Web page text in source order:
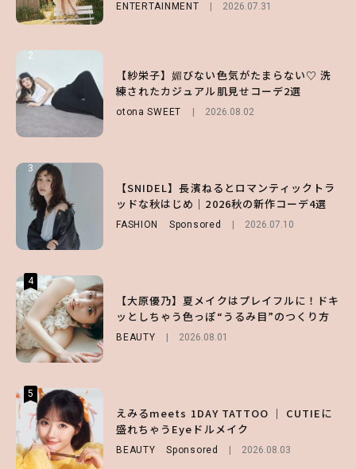
ENTERTAINMENT 2026.07.31
2
【紗栄子】媚びない色気がたまらない♡ 洗
練されたカジュアル肌見せコーデ2選
otona SWEET 2026.08.02
3
【SNIDEL】長濱ねるとロマンティックトラ
ッドな秋はじめ｜2026秋の新作コーデ4選
FASHION Sponsored 2026.07.10
4
【大原優乃】夏メイクはプレイフルに！ドキ
ッとしちゃう色っぽ“うるみ目”のつくり方
BEAUTY 2026.08.01
5
えみるmeets 1DAY TATTOO ｜ CUTIEに
盛れちゃうEyeドルメイク
BEAUTY Sponsored 2026.08.03
LIFESTYLE 2026.07.31
2
【大原優乃】夏メイクはプレイフルに！ドキ
ッとしちゃう色っぽ“うるみ目”のつくり方
BEAUTY 2026.08.01
3
る⁉ 39店舗限定『My フルーツ³ フラペチー
ノ®』を徹底レポ♡
2026.07.30
4
【齋藤飛鳥】人生初のロブに！「意外としっ
くりくるし、すごく新鮮で心地いい」ヘアカ
ットの様子を独占でお届け♡
ENTERTAINMENT
5
【森香澄】理想のスタイルはどう作る？体型
キープの秘訣や夏の過ごし方など独占インタ
ビュー！
ENTERTAINMENT 2026.07.31
2
【付録】総柄ハローキティが可愛すぎ♡ 紀
ノ国屋コラボの“優秀保冷バッグ”は夏の強
い味方！【オトナミューズ9月号増刊】
2026.07.12
3
げなく肌見せ！透け感のニュアンスを楽しめ
るマストハブアイテム4選
4
【夏ヘアのくずれ・うねりに】ヘアメイク夢
月直伝♡ ドライシャンプー「バティスト」
を使ったプロ級スタイリング3選
Sponsored
5
【ハローキティ】がスシローと初コラボ♡
第1弾の気になるメニュー＆限定グッズを総
チェック！
2026.07.31